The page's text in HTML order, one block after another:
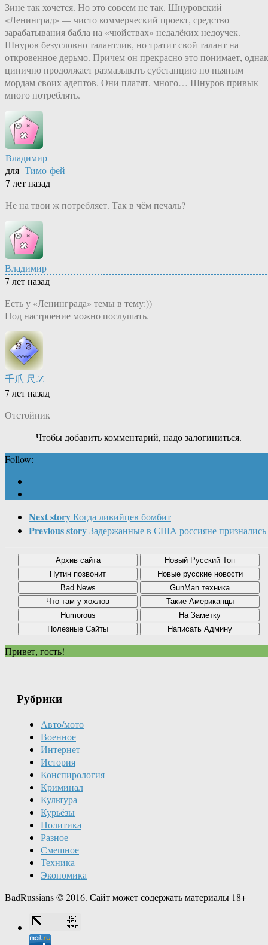
Зине так хочется. Но это совсем не так. Шнуровский
«Ленинград» — чисто коммерческий проект, средство
зарабатывания бабла на «чюйствах» недалёких недоучек.
Шнуров безусловно талантлив, но тратит свой талант на
откровенное дерьмо. Причем он прекрасно это понимает,
цинично продолжает размазывать субстанцию по пьяным
мордам своих адептов. Они платят, много… Шнуров привык
много потреблять.
Владимир
для Тимо-фей
7 лет назад
Не на твои ж потребляет. Так в чём печаль?
Владимир
7 лет назад
Есть у «Ленинграда» темы в тему:))
Под настроение можно послушать.
千爪 尺.Z
7 лет назад
Отстойник
Чтобы добавить комментарий, надо залогиниться.
Follow:
Next storyКогда ливийцев бомбит
Previous storyЗадержанные в США россияне признались
Привет, гость!
Рубрики
Авто/мото
Военное
Интернет
История
Конспирология
Криминал
Культура
Курьёзы
Политика
Разное
Смешное
Техника
Экономика
BadRussians © 2016. Сайт может содержать материалы 18+